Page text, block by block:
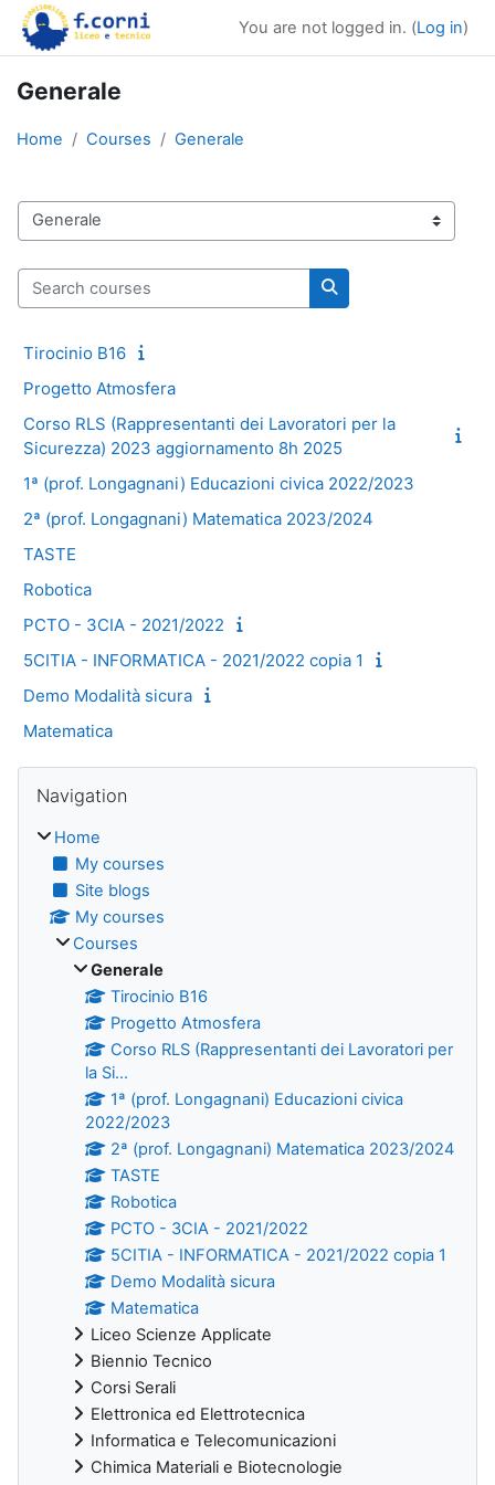
Skip to main content
You are not logged in. (Log in)
Generale
Home Courses Generale
Course categories
Search courses
Search courses
Tirocinio B16
Progetto Atmosfera
Corso RLS (Rappresentanti dei Lavoratori per la
Sicurezza) 2023 aggiornamento 8h 2025
1ª (prof. Longagnani) Educazioni civica 2022/2023
2ª (prof. Longagnani) Matematica 2023/2024
TASTE
Robotica
PCTO - 3CIA - 2021/2022
5CITIA - INFORMATICA - 2021/2022 copia 1
Demo Modalità sicura
Matematica
Blocks
Navigation
Home
My courses
Site blogs
My courses
Courses
Generale
Tirocinio B16
Progetto Atmosfera
Corso RLS (Rappresentanti dei Lavoratori per
la Si...
1ª (prof. Longagnani) Educazioni civica
2022/2023
2ª (prof. Longagnani) Matematica 2023/2024
TASTE
Robotica
PCTO - 3CIA - 2021/2022
5CITIA - INFORMATICA - 2021/2022 copia 1
Demo Modalità sicura
Matematica
Liceo Scienze Applicate
Biennio Tecnico
Corsi Serali
Elettronica ed Elettrotecnica
Informatica e Telecomunicazioni
Chimica Materiali e Biotecnologie